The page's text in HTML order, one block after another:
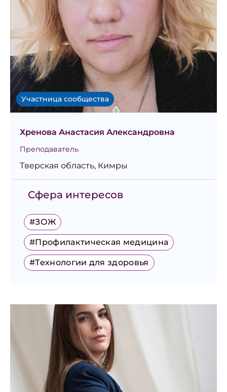
Участница сообщества
Хренова Анастасия Александровна
Преподаватель
Тверская область, Кимры
Сфера интересов
#ЗОЖ
#Профилактическая медицина
#Технологии для здоровья